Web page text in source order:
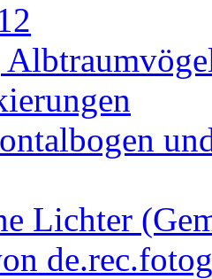
Lichter